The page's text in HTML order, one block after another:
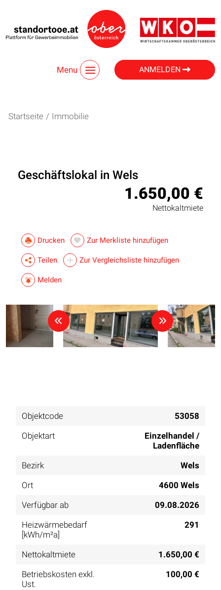
Menu ANMELDEN
Startseite / Immobilie
Geschäftslokal in Wels
1.650,00 €
Nettokaltmiete
Drucken Zur Merkliste hinzufügen
Teilen Zur Vergleichsliste hinzufügen
Melden
Objektcode
53058
Objektart
Einzelhandel /
Ladenfläche
Bezirk
Wels
Ort
4600 Wels
Verfügbar ab
09.08.2026
Heizwärmebedarf
[kWh/m²a]
291
Nettokaltmiete
1.650,00 €
Betriebskosten exkl.
Ust.
100,00 €